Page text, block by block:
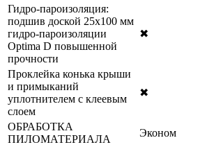
Гидро-пароизоляция:
подшив доской 25х100 мм
гидро-пароизоляции
Optima D повышенной
прочности
✖
Проклейка конька крыши
и примыканий
уплотнителем с клеевым
слоем
✖
ОБРАБОТКА
ПИЛОМАТЕРИАЛА
Эконом